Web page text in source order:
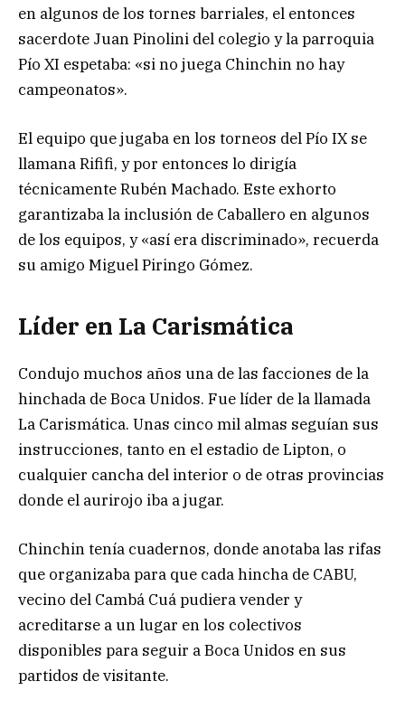
en algunos de los tornes barriales, el entonces
sacerdote Juan Pinolini del colegio y la parroquia
Pío XI espetaba: «si no juega Chinchin no hay
campeonatos».
El equipo que jugaba en los torneos del Pío IX se
llamana Rififi, y por entonces lo dirigía
técnicamente Rubén Machado. Este exhorto
garantizaba la inclusión de Caballero en algunos
de los equipos, y «así era discriminado», recuerda
su amigo Miguel Piringo Gómez.
Líder en La Carismática
Condujo muchos años una de las facciones de la
hinchada de Boca Unidos. Fue líder de la llamada
La Carismática. Unas cinco mil almas seguían sus
instrucciones, tanto en el estadio de Lipton, o
cualquier cancha del interior o de otras provincias
donde el aurirojo iba a jugar.
Chinchin tenía cuadernos, donde anotaba las rifas
que organizaba para que cada hincha de CABU,
vecino del Cambá Cuá pudiera vender y
acreditarse a un lugar en los colectivos
disponibles para seguir a Boca Unidos en sus
partidos de visitante.